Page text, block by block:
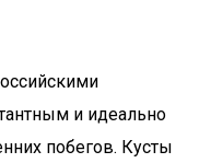
и идеально
побегов. Кусты